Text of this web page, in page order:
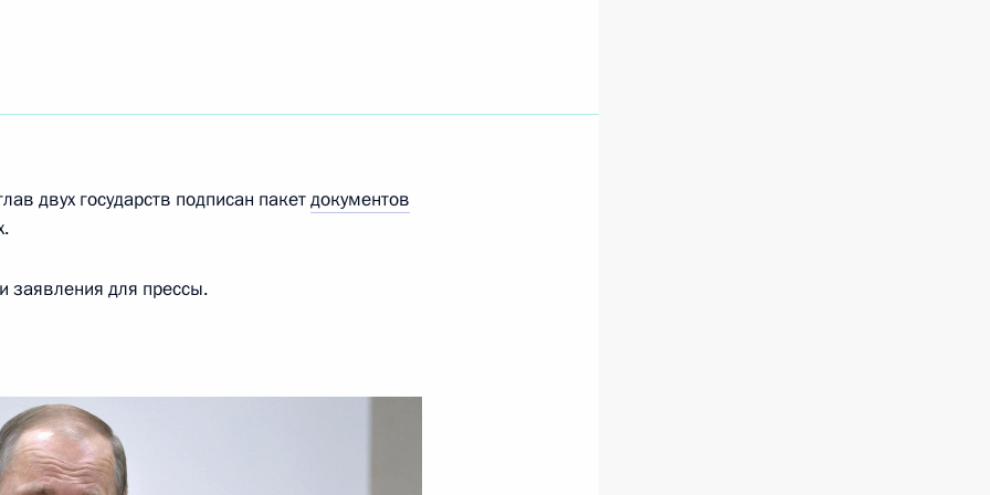
Ирана Хасаном Рухани
двух государств подписан пакетдокументов
заявления для прессы.